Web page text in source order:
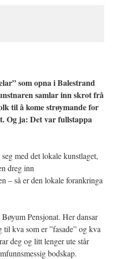
som opna i Balestrand
samlar inn skrot frå
til å kome strøymande for
Og ja: Det var fullstappa
med det lokale kunstlaget,
dreg inn
– så er den lokale forankringa
Pensjonat. Her dansar
kva som er ”fasade” og kva
deg og litt lenger ute står
bodskap.